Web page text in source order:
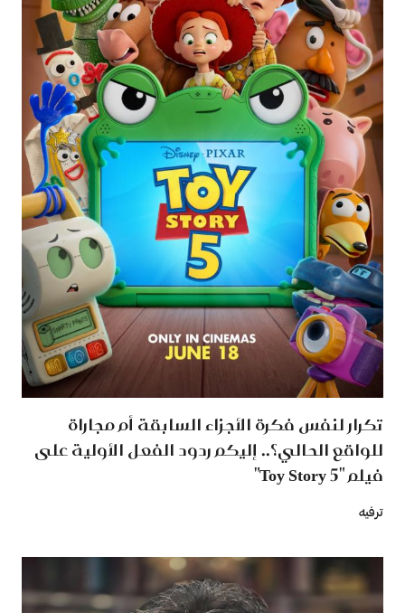
تكرار لنفس فكرة الأجزاء السابقة أم مجاراة
للواقع الحالي؟.. إليكم ردود الفعل الأولية على
فيلم "Toy Story 5"
ترفيه